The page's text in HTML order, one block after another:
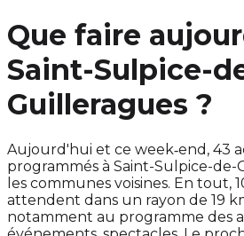
Que faire
Saint-Sulpice-
Guilleragues ?
Aujourd'hui et ce week‑end, 43
programmés à Saint-Sulpice-de-
les communes voisines. En tout,
attendent dans un rayon de 19
notamment au programme des